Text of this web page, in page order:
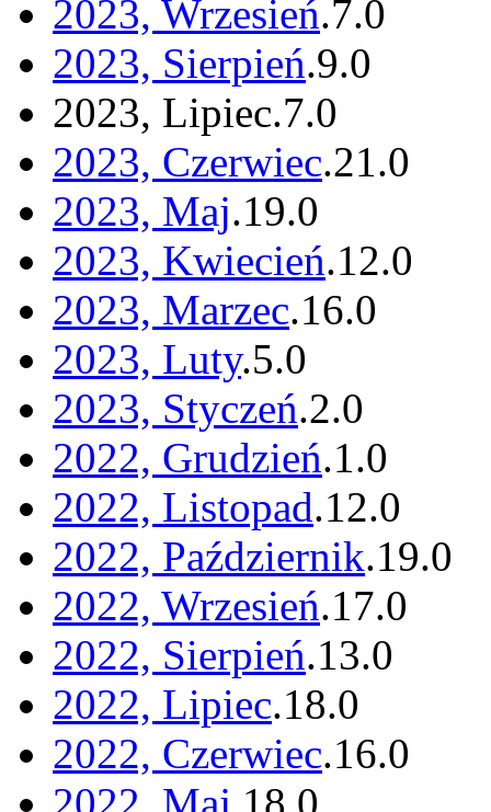
2023, Wrzesień.7.0
2023, Sierpień.9.0
2023, Lipiec.7.0
2023, Czerwiec.21.0
2023, Maj.19.0
2023, Kwiecień.12.0
2023, Marzec.16.0
2023, Luty.5.0
2023, Styczeń.2.0
2022, Grudzień.1.0
2022, Listopad.12.0
2022, Październik.19.0
2022, Wrzesień.17.0
2022, Sierpień.13.0
2022, Lipiec.18.0
2022, Czerwiec.16.0